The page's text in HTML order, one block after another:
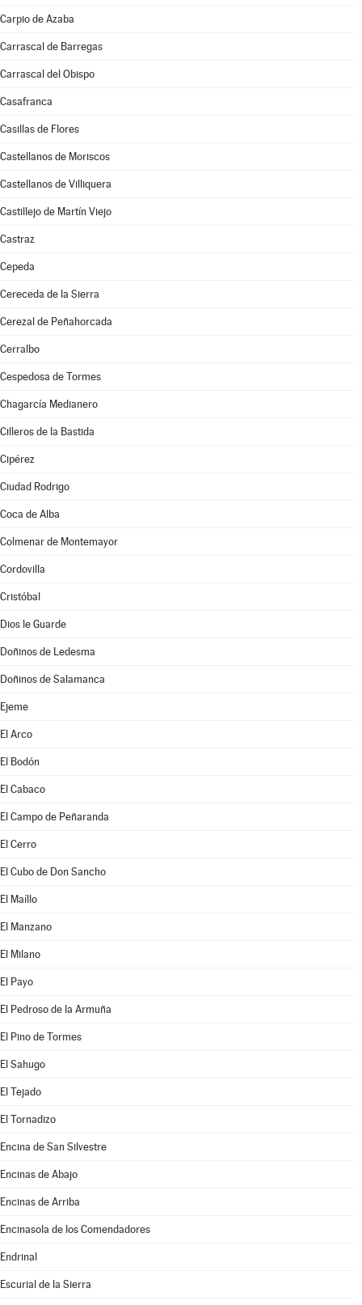
Carpio de Azaba
Carrascal de Barregas
Carrascal del Obispo
Casafranca
Casillas de Flores
Castellanos de Moriscos
Castellanos de Villiquera
Castillejo de Martín Viejo
Castraz
Cepeda
Cereceda de la Sierra
Cerezal de Peñahorcada
Cerralbo
Cespedosa de Tormes
Chagarcía Medianero
Cilleros de la Bastida
Cipérez
Ciudad Rodrigo
Coca de Alba
Colmenar de Montemayor
Cordovilla
Cristóbal
Dios le Guarde
Doñinos de Ledesma
Doñinos de Salamanca
Ejeme
El Arco
El Bodón
El Cabaco
El Campo de Peñaranda
El Cerro
El Cubo de Don Sancho
El Maíllo
El Manzano
El Milano
El Payo
El Pedroso de la Armuña
El Pino de Tormes
El Sahugo
El Tejado
El Tornadizo
Encina de San Silvestre
Encinas de Abajo
Encinas de Arriba
Encinasola de los Comendadores
Endrinal
Escurial de la Sierra